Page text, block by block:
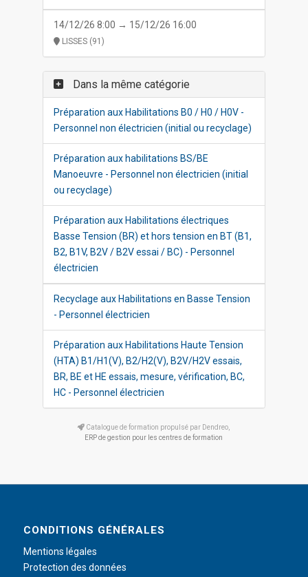
14/12/26 8:00 → 15/12/26 16:00
LISSES (91)
Dans la même catégorie
Préparation aux Habilitations B0 / H0 / H0V -
Personnel non électricien (initial ou recyclage)
Préparation aux habilitations BS/BE
Manoeuvre - Personnel non électricien (initial
ou recyclage)
Préparation aux Habilitations électriques
Basse Tension (BR) et hors tension en BT (B1,
B2, B1V, B2V / B2V essai / BC) - Personnel
électricien
Recyclage aux Habilitations en Basse Tension
- Personnel électricien
Préparation aux Habilitations Haute Tension
(HTA) B1/H1(V), B2/H2(V), B2V/H2V essais,
BR, BE et HE essais, mesure, vérification, BC,
HC - Personnel électricien
Catalogue de formation propulsé par Dendreo,
ERP de gestion pour les centres de formation
CONDITIONS GÉNÉRALES
Mentions légales
Protection des données